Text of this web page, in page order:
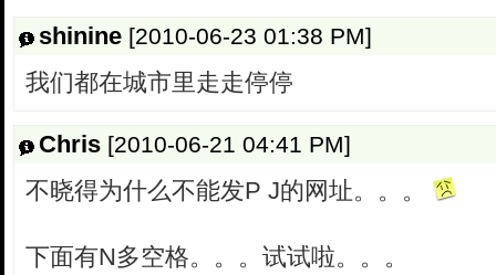
shinine [2010-06-23 01:38 PM]
我们都在城市里走走停停
Chris [2010-06-21 04:41 PM]
不晓得为什么不能发P J的网址。。。
下面有N多空格。。。试试啦。。。